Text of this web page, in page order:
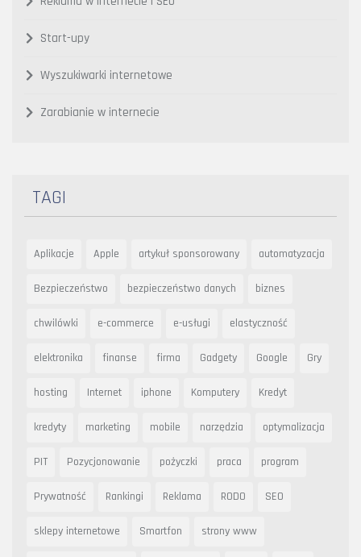
Start-upy
Wyszukiwarki internetowe
Zarabianie w internecie
TAGI
Aplikacje Apple artykuł sponsorowany automatyzacja
Bezpieczeństwo bezpieczeństwo danych biznes
chwilówki e-commerce e-usługi elastyczność
elektronika finanse firma Gadgety Google Gry
hosting Internet iphone Komputery Kredyt
kredyty marketing mobile narzędzia optymalizacja
PIT Pozycjonowanie pożyczki praca program
Prywatność Rankingi Reklama RODO SEO
sklepy internetowe Smartfon strony www